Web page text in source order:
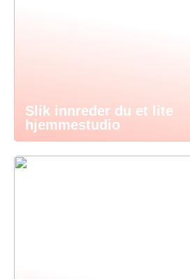
Slik innreder du et lite
hjemmestudio